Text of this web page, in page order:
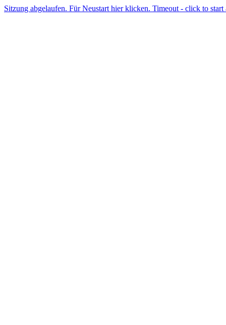
Sitzung abgelaufen. Für Neustart hier klicken. Timeout - click to start